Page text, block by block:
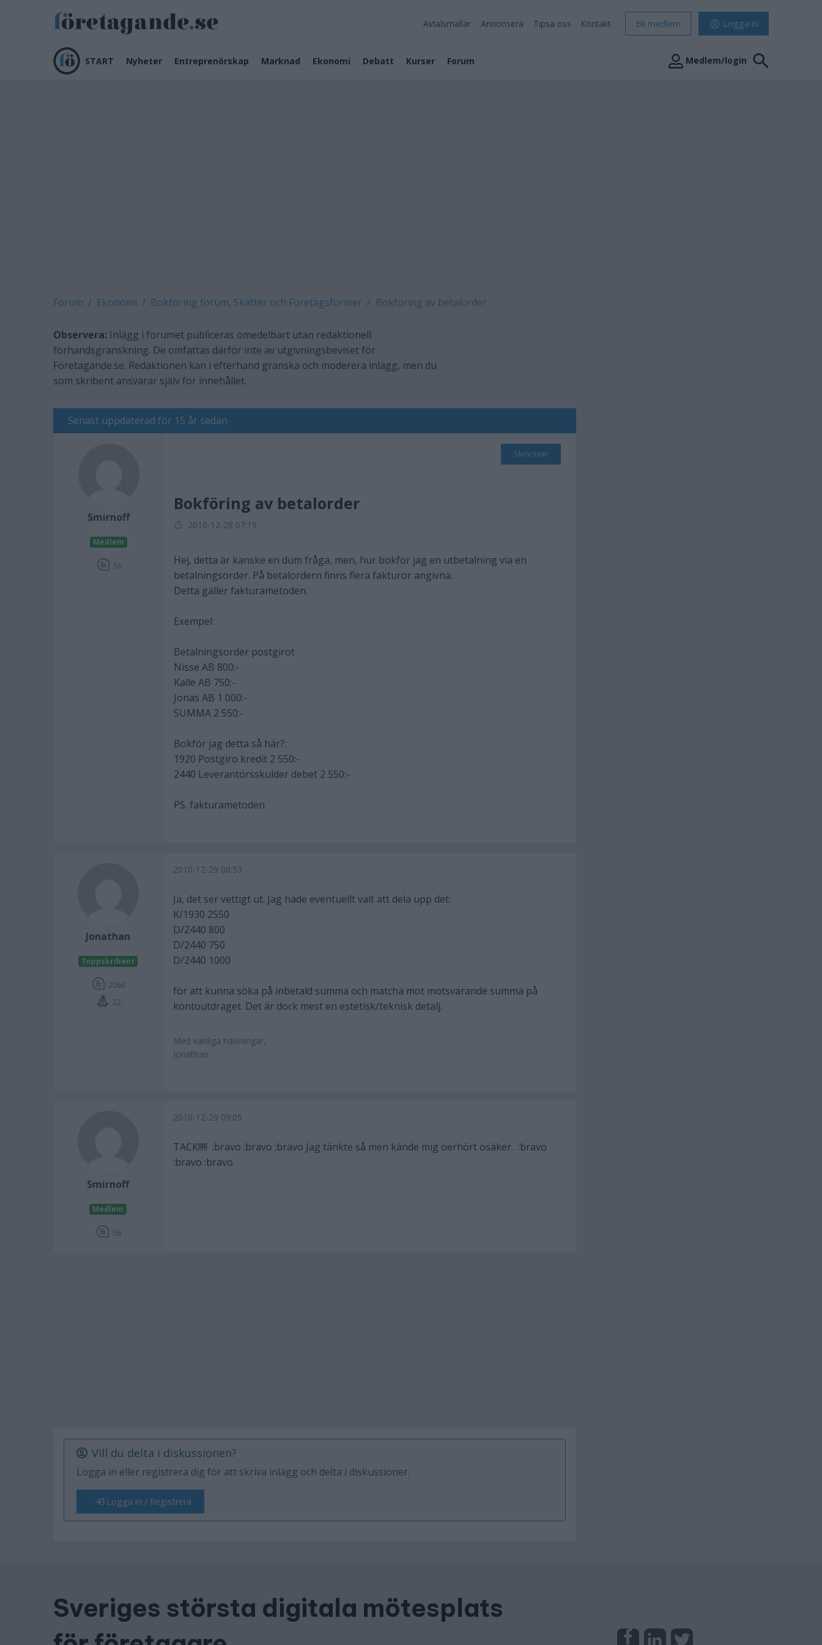
Avtalsmallar Annonsera Tipsa oss Kontakt Bli medlem Logga in
START Nyheter Entreprenörskap Marknad Ekonomi Debatt Kurser Forum Medlem/login
Forum Ekonomi Bokföring forum, Skatter och Företagsformer Bokföring av betalorder
Observera: Inlägg i forumet publiceras omedelbart utan redaktionell
förhandsgranskning. De omfattas därför inte av utgivningsbeviset för
Företagande.se. Redaktionen kan i efterhand granska och moderera inlägg, men du
som skribent ansvarar själv för innehållet.
Senast uppdaterad för 15 år sedan
Smirnoff
Medlem
56
Skriv svar
Bokföring av betalorder
2010-12-28 07:19
Hej, detta är kanske en dum fråga, men, hur bokför jag en utbetalning via en
betalningsorder. På betalordern finns flera fakturor angivna.
Detta gäller fakturametoden.
Exempel:
Betalningsorder postgirot
Nisse AB 800:-
Kalle AB 750:-
Jonas AB 1 000:-
SUMMA 2 550:-
Bokför jag detta så här?:
1920 Postgiro kredit 2 550:-
2440 Leverantörsskulder debet 2 550:-
PS. fakturametoden
Jonathan
Toppskribent
2066
22
2010-12-29 08:53
Ja, det ser vettigt ut. Jag hade eventuellt valt att dela upp det:
K/1930 2550
D/2440 800
D/2440 750
D/2440 1000
för att kunna söka på inbetald summa och matcha mot motsvarande summa på
kontoutdraget. Det är dock mest en estetisk/teknisk detalj.
Med vänliga hälsningar,
Jonathan
Smirnoff
Medlem
56
2010-12-29 09:05
TACK!!!!! :bravo :bravo :bravo Jag tänkte så men kände mig oerhört osäker. :bravo
:bravo :bravo
Vill du delta i diskussionen?
Logga in eller registrera dig för att skriva inlägg och delta i diskussioner.
Logga in / Registrera
Sveriges största digitala mötesplats